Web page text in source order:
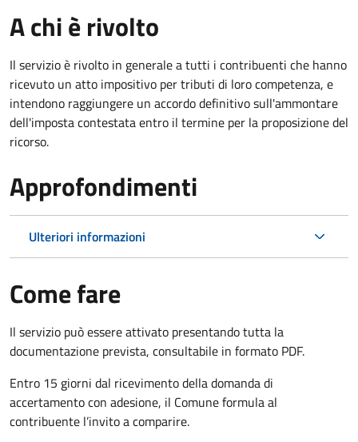
A chi è rivolto
Il servizioè rivolto in generale a tutti i contribuenti che hanno
ricevuto un atto impositivo per tributi di loro competenza, e
intendono raggiungere un accordo definitivo sull'ammontare
dell'imposta contestata entro il termine per la proposizione del
ricorso.
Approfondimenti
Ulteriori informazioni
Come fare
Il servizio può essere attivato presentando tutta la
documentazione prevista, consultabile in formato PDF.
Entro 15 giorni dal ricevimento della domanda di
accertamento con adesione, il Comune formula al
contribuente l’invito a comparire.